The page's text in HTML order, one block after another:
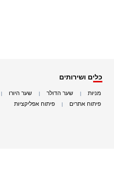
כלים ושירותים
מניות שער הדולר שער היורו
פיתוח אתרים פיתוח אפליקציות